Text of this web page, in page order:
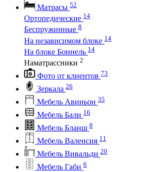
Матрасы 52
Ортопедические 14
Беспружинные 8
На независимом блоке 14
На блоке Боннель 14
Наматрассники 2
Фото от клиентов 73
Зеркала 26
Мебель Авиньон 35
Мебель Бали 16
Мебель Бланш 8
Мебель Валенсия 11
Мебель Вивальди 20
Мебель Габи 6